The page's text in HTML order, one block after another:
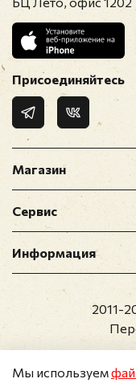
Магазин
Сервис
Информация
Присоединяйтесь
2011-
Мы используем